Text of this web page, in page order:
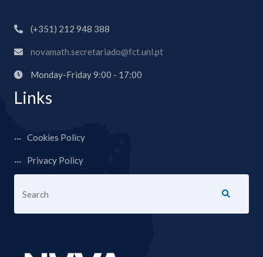
(+351) 212 948 388
novamath.secretariado@fct.unl.pt
Monday-Friday 9:00 - 17:00
Links
Cookies Policy
Privacy Policy